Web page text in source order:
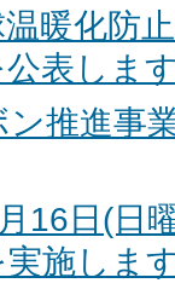
温暖化防
表しま
ン推進事
16日(日
施しま